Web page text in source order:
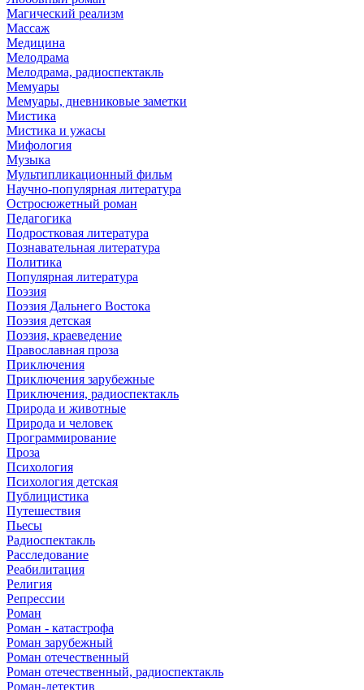
Магический реализм
Массаж
Медицина
Мелодрама
Мелодрама, радиоспектакль
Мемуары
Мемуары, дневниковые заметки
Мистика
Мистика и ужасы
Мифология
Музыка
Мультипликационный фильм
Научно-популярная литература
Остросюжетный роман
Педагогика
Подростковая литература
Познавательная литература
Политика
Популярная литература
Поэзия
Поэзия Дальнего Востока
Поэзия детская
Поэзия, краеведение
Православная проза
Приключения
Приключения зарубежные
Приключения, радиоспектакль
Природа и животные
Природа и человек
Программирование
Проза
Психология
Психология детская
Публицистика
Путешествия
Пьесы
Радиоспектакль
Расследование
Реабилитация
Религия
Репрессии
Роман
Роман - катастрофа
Роман зарубежный
Роман отечественный
Роман отечественный, радиоспектакль
Роман-детектив